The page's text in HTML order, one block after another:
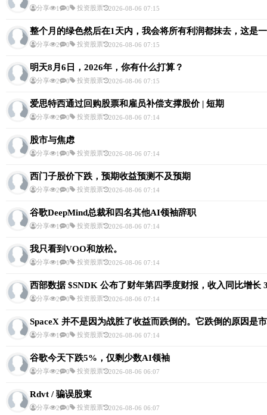
分享 1 0 投资股票 2026-08-06 07:15
整个月的绿色然后在1天内，我会将所有利润都抹去，这是一
分享 2 0 投资股票 2026-08-06 07:15
明天8月6日，2026年，你有什么打算？
分享 2 0 投资股票 2026-08-06 07:15
爱思特西通过回购股票和雇员补偿支撑股价 | 短期
分享 2 0 投资股票 2026-08-06 07:14
股市与焦虑
分享 1 0 投资股票 2026-08-06 07:14
西门子股价下跌，预期收益预测不及预期
分享 2 0 投资股票 2026-08-06 07:14
谷歌DeepMind总裁和四名其他AI领袖辞职
分享 1 0 投资股票 2026-08-06 07:14
我只看到VOO和放松。
分享 1 0 投资股票 2026-08-06 07:14
西部数据 $SNDK 公布了财年第四季度财报，收入同比增长
分享 2 0 投资股票 2026-08-06 07:14
SpaceX 并不是因为战胜了收益而跌倒的。它跌倒的原因是市
分享 1 0 投资股票 2026-08-06 07:14
谷歌今天下跌5%，仅剩少数AI领袖
分享 2 0 投资股票 2026-08-06 06:07
Rdvt / 骗误股東
分享 2 0 投资股票 2026-08-06 06:07